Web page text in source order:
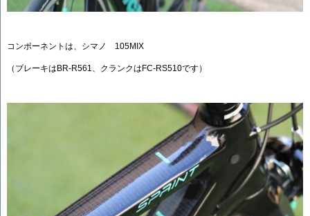
コンポーネントは、シマノ 105MIX
（ブレーキはBR-R561、クランクはFC-RS510です）